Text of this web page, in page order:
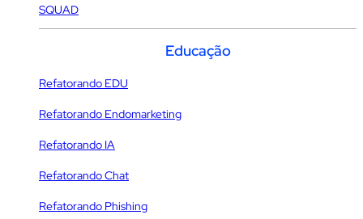
SQUAD
Educação
Refatorando EDU
Refatorando Endomarketing
Refatorando IA
Refatorando Chat
Refatorando Phishing